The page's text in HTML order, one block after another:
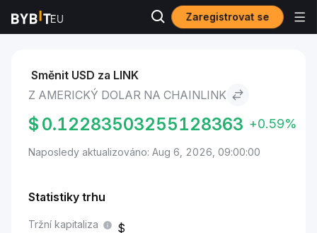
Zaregistrovat se
Trhy Cena Chainlink LINK Americký dolar to Chainlink
Směnit USD za LINK
Z AMERICKÝ DOLAR NA CHAINLINK
$ 0.12283503255128363 +0.59%
Naposledy aktualizováno: Aug 6, 2026, 09:00:00
Statistiky trhu
Tržní kapitaliza